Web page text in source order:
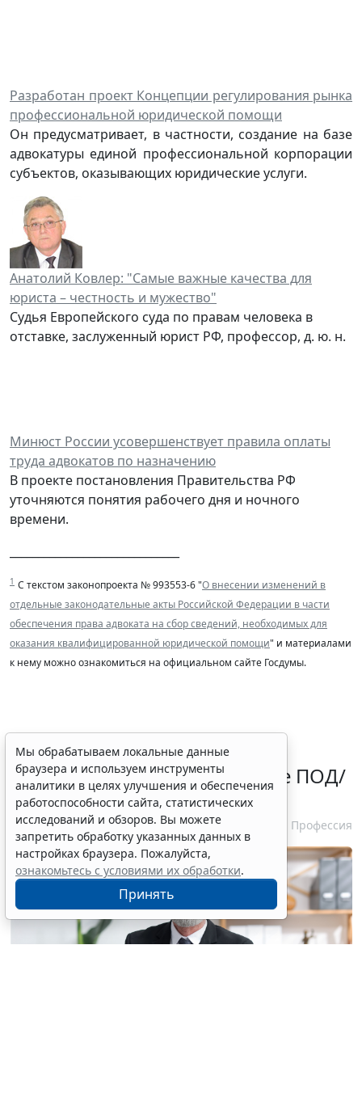
Разработан проект Концепции регулирования рынка
профессиональной юридической помощи
Он предусматривает, в частности, создание на базе
адвокатуры единой профессиональной корпорации
субъектов, оказывающих юридические услуги.
Анатолий Ковлер: "Самые важные качества для
юриста – честность и мужество"
Судья Европейского суда по правам человека в
отставке, заслуженный юрист РФ, профессор, д. ю. н.
Минюст России усовершенствует правила оплаты
труда адвокатов по назначению
В проекте постановления Правительства РФ
уточняются понятия рабочего дня и ночного
времени.
1 С текстом законопроекта № 993553-6 "О внесении изменений в
отдельные законодательные акты Российской Федерации в части
обеспечения права адвоката на сбор сведений, необходимых для
оказания квалифицированной юридической помощи" и материалами
к нему можно ознакомиться на официальном сайте Госдумы.
Совет ФПА утвердил Единую
политику адвокатуры в сфере ПОД/
ФТ/ФРОМУ
10 августа 2026 13:03 Профессия
Мы обрабатываем локальные данные
браузера и используем инструменты
аналитики в целях улучшения и обеспечения
работоспособности сайта, статистических
исследований и обзоров. Вы можете
запретить обработку указанных данных в
настройках браузера. Пожалуйста,
ознакомьтесь с условиями их обработки.
Принять